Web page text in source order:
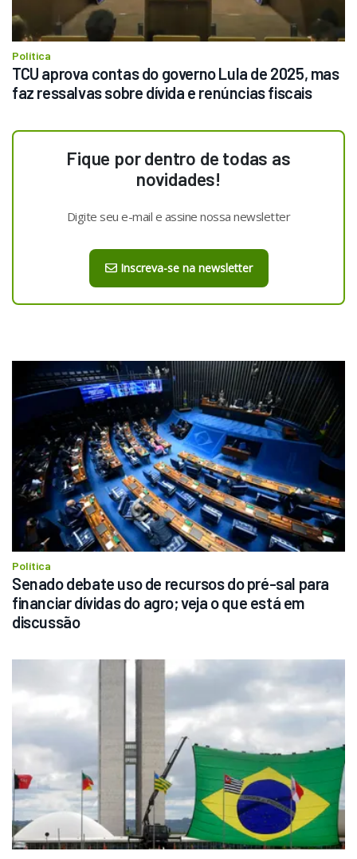
Política
TCU aprova contas do governo Lula de 2025, mas
faz ressalvas sobre dívida e renúncias fiscais
Fique por dentro de todas as
novidades!
Digite seu e-mail e assine nossa newsletter
Inscreva-se na newsletter
Política
Senado debate uso de recursos do pré-sal para
financiar dívidas do agro; veja o que está em
discussão